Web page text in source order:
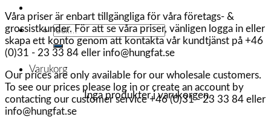
Sök
efter:
Varukorg
Inga produkter i varukorgen.
Våra priser är enbart tillgängliga för våra företags- &
grossistkunder. För att se våra priser, vänligen logga in eller
skapa ett konto genom att kontakta vår kundtjänst på +46
(0)31 - 23 33 84 eller info@hungfat.se
Our prices are only available for our wholesale customers.
To see our prices please log in or create an account by
contacting our customer service +46 (0)31 - 23 33 84 eller
info@hungfat.se